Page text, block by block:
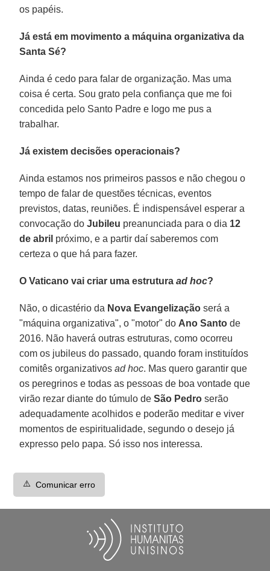
os papéis.
Já está em movimento a máquina organizativa da
Santa Sé?
Ainda é cedo para falar de organização. Mas uma
coisa é certa. Sou grato pela confiança que me foi
concedida pelo Santo Padre e logo me pus a
trabalhar.
Já existem decisões operacionais?
Ainda estamos nos primeiros passos e não chegou o
tempo de falar de questões técnicas, eventos
previstos, datas, reuniões. É indispensável esperar a
convocação doJubileu preanunciada para o dia 12
de abril próximo, e a partir daí saberemos com
certeza o que há para fazer.
O Vaticano vai criar uma estruturaad hoc?
Não, o dicastério da Nova Evangelização será a
"máquina organizativa", o "motor" do Ano Santo de
2016. Não haverá outras estruturas, como ocorreu
com os jubileus do passado, quando foram instituídos
comitês organizativosad hoc. Mas quero garantir que
os peregrinos e todas as pessoas de boa vontade que
virão rezar diante do túmulo deSão Pedro serão
adequadamente acolhidos e poderão meditar e viver
momentos de espiritualidade, segundo o desejo já
expresso pelo papa. Só isso nos interessa.
⚠️ Comunicar erro